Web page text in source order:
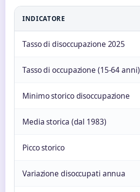
INDICATORE
Tasso di disoccupazione 2025
Tasso di occupazione (15-64 anni)
Minimo storico disoccupazione
Media storica (dal 1983)
Picco storico
Variazione disoccupati annua